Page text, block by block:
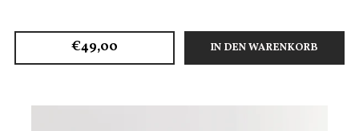
€49,00 IN DEN WARENKORB